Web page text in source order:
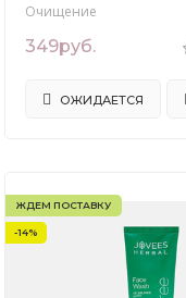
Очищение
349руб.
ОЖИДАЕТСЯ
ЖДЕМ ПОСТАВКУ
-14%